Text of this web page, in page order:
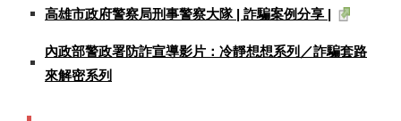
高雄市政府警察局刑事警察大隊 | 詐騙案例分享 |
內政部警政署防詐宣導影片：冷靜想想系列／詐騙套路
來解密系列